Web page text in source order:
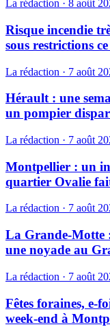
La rédaction · 8 août
Risque incendie
sous restrictions
La rédaction · 7 août
Hérault : une
un pompier
La rédaction · 7 août
Montpellier : un
quartier Ovalie
La rédaction · 7 août
La Grande-Motte
une noyade au
La rédaction · 7 août
Fêtes foraines, e-
week-end à